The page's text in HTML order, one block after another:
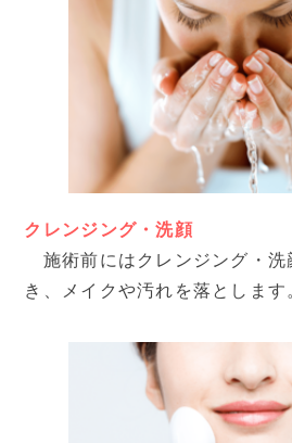
クレンジング・洗顔
施術前にはクレンジング・洗
き、メイクや汚れを落とします